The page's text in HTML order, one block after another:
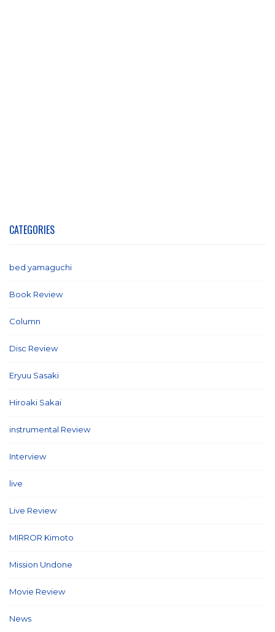
CATEGORIES
bed yamaguchi
Book Review
Column
Disc Review
Eryuu Sasaki
Hiroaki Sakai
instrumental Review
Interview
live
Live Review
MIRROR Kimoto
Mission Undone
Movie Review
News